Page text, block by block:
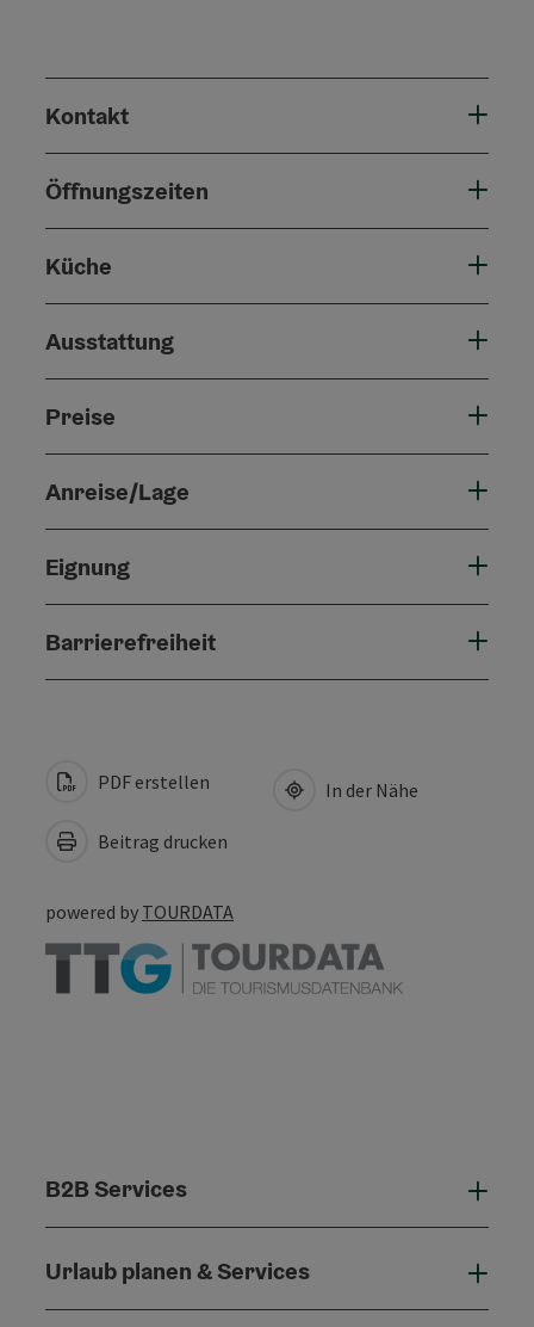
Kontakt
Öffnungszeiten
Küche
Ausstattung
Preise
Anreise/Lage
Eignung
Barrierefreiheit
PDF erstellen
Beitrag drucken
In der Nähe
powered by TOURDATA
B2B Services
Urlaub planen & Services